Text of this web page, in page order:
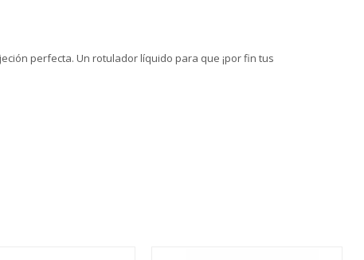
perfecta. Un rotulador líquido para que ¡por fin tus